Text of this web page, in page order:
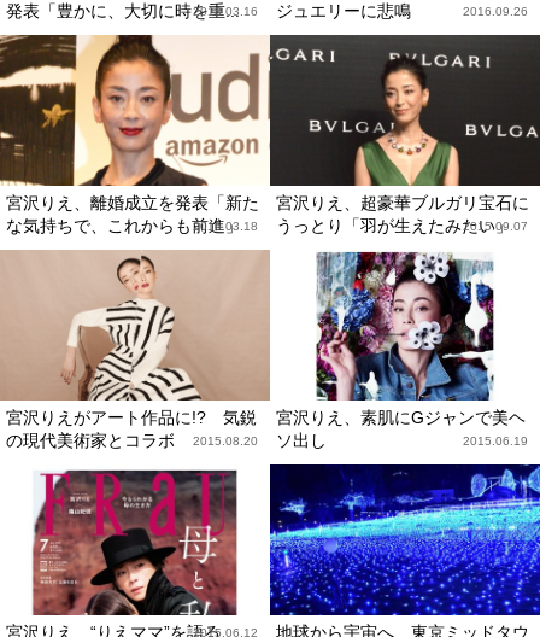
発表「豊かに、大切に時を重...
2018.03.16
ジュエリーに悲鳴
2016.09.26
宮沢りえ、離婚成立を発表「新た
な気持ちで、これからも前進」
2016.03.18
宮沢りえ、超豪華ブルガリ宝石に
うっとり「羽が生えたみたい」
2015.09.07
宮沢りえがアート作品に!? 気鋭
の現代美術家とコラボ
2015.08.20
宮沢りえ、素肌にGジャンで美ヘ
ソ出し
2015.06.19
宮沢りえ、“りえママ”を語る2015.06.12
地球から宇宙へ 東京ミッドタウ